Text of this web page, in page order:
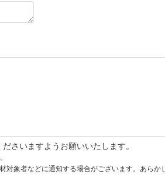
さいますようお願いいたします。
象者などに通知する場合がございます。あらか